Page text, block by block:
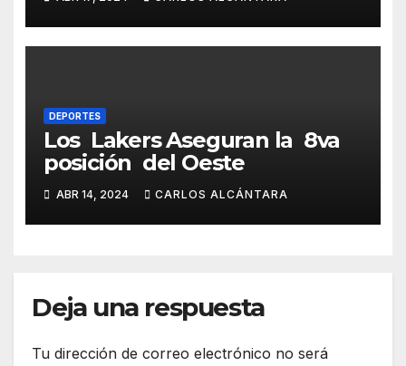
DEPORTES
Los Lakers Aseguran la 8va
posición del Oeste
ABR 14, 2024 CARLOS ALCÁNTARA
Deja una respuesta
Tu dirección de correo electrónico no será